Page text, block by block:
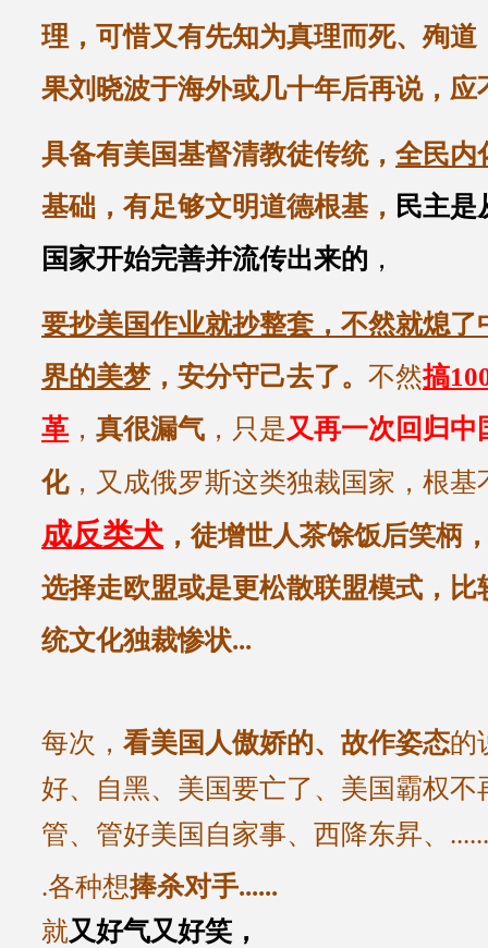
理，可惜又有先知为真理而死、殉道
果刘晓波于海外或几十年后再说，应
具备有美国基督清教徒传统， 全民内
基础，有足够文明道德根基， 民主是
国家开始完善并流传出来的 ，
要抄美国作业就抄整套，不然就熄了
界的美梦，安分守己去了。 不然搞
革 ， 真很漏气 ，只是又再一次回归中
化，又成俄罗斯这类独裁国家，根基
成反类犬 ，徒增世人茶馀饭后笑柄
选择走欧盟或是更松散联盟模式，比
统文化独裁惨状...
每次， 看美国人傲娇的、故作姿态的
好、自黑、美国要亡了、美国霸权不
管、管好美国自家事、西降东昇、......
.各种想捧杀对手......
就又好气又好笑，